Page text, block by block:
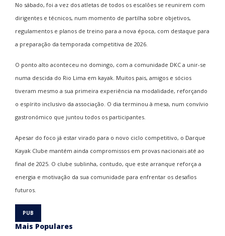
No sábado, foi a vez dos atletas de todos os escalões se reunirem com
dirigentes e técnicos, num momento de partilha sobre objetivos,
regulamentos e planos de treino para a nova época, com destaque para
a preparação da temporada competitiva de 2026.
O ponto alto aconteceu no domingo, com a comunidade DKC a unir-se
numa descida do Rio Lima em kayak. Muitos pais, amigos e sócios
tiveram mesmo a sua primeira experiência na modalidade, reforçando
o espírito inclusivo da associação. O dia terminou à mesa, num convívio
gastronómico que juntou todos os participantes.
Apesar do foco já estar virado para o novo ciclo competitivo, o Darque
Kayak Clube mantém ainda compromissos em provas nacionais até ao
final de 2025. O clube sublinha, contudo, que este arranque reforça a
energia e motivação da sua comunidade para enfrentar os desafios
futuros.
Mais Populares